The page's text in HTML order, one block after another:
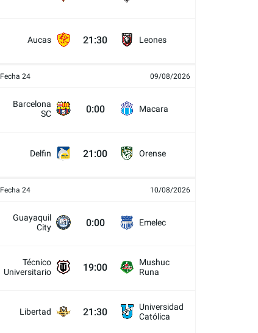
Aucas 21:30 Leones
Fecha 24 09/08/2026
Barcelona
SC
0:00 Macara
Delfin 21:00 Orense
Fecha 24 10/08/2026
Guayaquil
City
0:00 Emelec
Técnico
Universitario
19:00
Mushuc
Runa
Libertad 21:30
Universidad
Católica